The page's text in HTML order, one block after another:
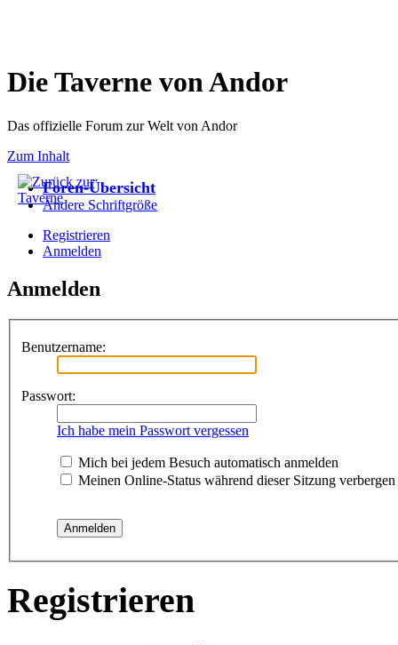
Die Taverne von Andor
Das offizielle Forum zur Welt von Andor
Zum Inhalt
Foren-Übersicht
Ändere Schriftgröße
Registrieren
Anmelden
Anmelden
Benutzername:
Passwort:
Ich habe mein Passwort vergessen
Mich bei jedem Besuch automatisch anmelden
Meinen Online-Status während dieser Sitzung verbergen
Registrieren